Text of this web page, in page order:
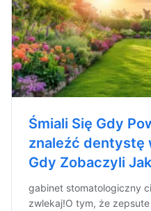
Śmiali Się Gdy
znaleźć dentystę
Gdy Zobaczyli
gabinet stomatologiczny
zwlekaj!O tym, że